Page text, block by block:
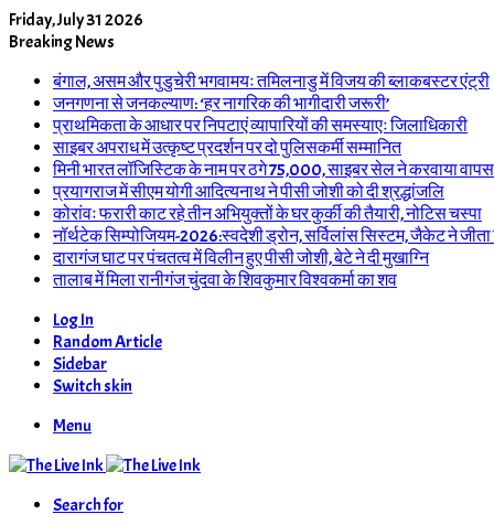
Friday, July 31 2026
Breaking News
बंगाल, असम और पुडुचेरी भगवामयः तमिलनाडु में विजय की ब्लाकबस्टर एंट्री
जनगणना से जनकल्याण: ‘हर नागरिक की भागीदारी जरूरी’
प्राथमिकता के आधार पर निपटाएं व्यापारियों की समस्याएः जिलाधिकारी
साइबर अपराध में उत्कृष्ट प्रदर्शन पर दो पुलिसकर्मी सम्मानित
मिनी भारत लॉजिस्टिक के नाम पर ठगे 75,000, साइबर सेल ने करवाया वापस
प्रयागराज में सीएम योगी आदित्यनाथ ने पीसी जोशी को दी श्रद्धांजलि
कोरांवः फरारी काट रहे तीन अभियुक्तों के घर कुर्की की तैयारी, नोटिस चस्पा
नॉर्थटेक सिम्पोजियम-2026:स्वदेशी ड्रोन, सर्विलांस सिस्टम, जैकेट ने जीता
दारागंज घाट पर पंचतत्व में विलीन हुए पीसी जोशी, बेटे ने दी मुखाग्नि
तालाब में मिला रानीगंज चुंदवा के शिवकुमार विश्वकर्मा का शव
Log In
Random Article
Sidebar
Switch skin
Menu
Search for